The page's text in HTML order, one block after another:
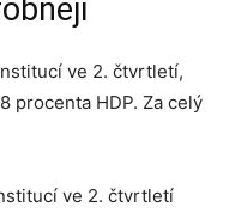
ve 2. čtvrtletí,
procenta HDP. Za celý
ve 2. čtvrtletí